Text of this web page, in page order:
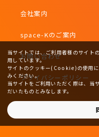
会社案内
space-Kのご案内
お問い合わせ
プライバシーポリシー
当サイトでは、ご利用者様のサイ
用しています。
サイトのクッキー(Cookie)の使用に
みください。
当サイトをご利用いただく際は、当
だいたものとみなします。